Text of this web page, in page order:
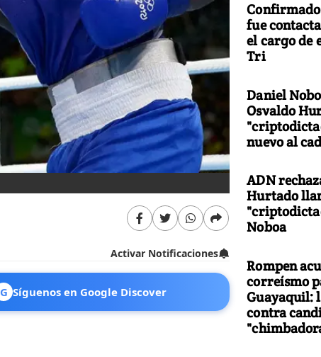
Activar Notificaciones
G Síguenos en Google Discover
fue
el cargo de
Tri
Daniel
Osvaldo
nuevo al
ADN
Hurtado
Noboa
Rompen
correísmo
Guayaquil:
contra